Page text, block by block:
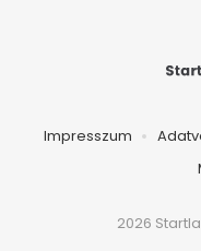
Impresszum
2026